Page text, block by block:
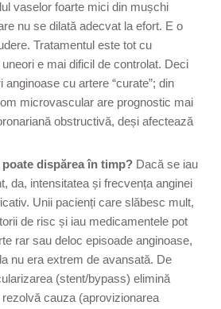
vaselor foarte mici din mușchi
nu se dilată adecvat la efort. E o
Tratamentul este tot cu
e mai dificil de controlat. Deci
anginoase cu artere “curate”; din
microvascular are prognostic mai
obstructivă, deși afectează
dispărea în timp? Dacă se iau
da, intensitatea și frecvența anginei
Unii pacienți care slăbesc mult,
de risc și iau medicamentele pot
rar sau deloc episoade anginoase,
nu era extrem de avansată. De
(stent/bypass) elimină
cauza (aprovizionarea